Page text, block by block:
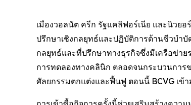
เมืองวอลนัต ครีก รัฐแคลิฟอร์เนีย และนิวยอ
ปรึกษาเชิงกลยุทธ์และปฏิบัติการด้านชีวบำบั
กลยุทธ์และที่ปรึกษาทางธุรกิจซึ่งมีเครือข่า
การทดลองทางคลินิก ตลอดจนกระบวนกา
ศัลยกรรมตกแต่งและฟื้นฟู ตอนนี้ BCVG เข้